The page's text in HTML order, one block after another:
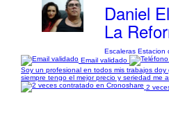
Daniel
La
Escaleras Estacion
Email validado
Soy un profesional en todos mis trabajos
siempre tengo el mejor precio y seriedad me
2